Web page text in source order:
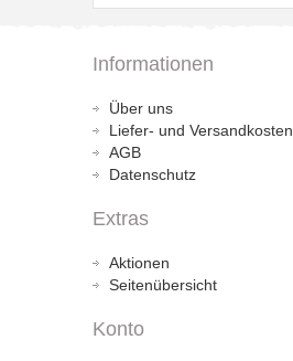
Informationen
Über uns
Liefer- und Versandkosten
AGB
Datenschutz
Extras
Aktionen
Seitenübersicht
Konto